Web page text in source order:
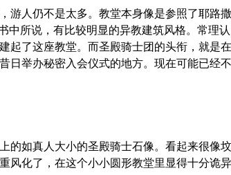
游人仍不是太多。教堂本身像是参照了耶路撒
中所说，有比较明显的异教建筑风格。常理认
起了这座教堂。而圣殿骑士团的头衔，就是
日举办秘密入会仪式的地方。现在可能已经
的如真人大小的圣殿骑士石像。看起来很像坟
化了，在这个小小圆形教堂里显得十分诡异